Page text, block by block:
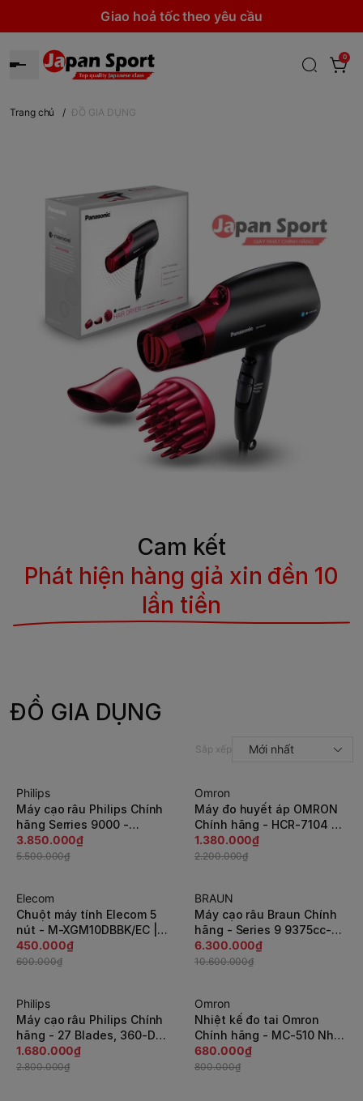
Giao hoả tốc theo yêu cầu
0
Trang chủ / ĐỒ GIA DỤNG
Cam kết
Phát hiện hàng giả xin đền 10
lần tiền
ĐỒ GIA DỤNG
Sắp xếp Mới nhất
-30%
Philips
Máy cạo râu Philips Chính
hãng Serries 9000 -
S9185A/12 | JapanSport
3.850.000₫
5.500.000₫
-38%
Omron
Máy đo huyết áp OMRON
Chính hãng - HCR-7104 -
Made in Japan |
JapanSport
1.380.000₫
2.200.000₫
-25%
Elecom
Chuột máy tính Elecom 5
nút - M-XGM10DBBK/EC |
JapanSport
450.000₫
600.000₫
-41%
BRAUN
Máy cạo râu Braun Chính
hãng - Series 9 9375cc-V
- Đen | JapanSport
6.300.000₫
10.600.000₫
-40%
Philips
Máy cạo râu Philips Chính
hãng - 27 Blades, 360-D
Flex Head - S5445/03 |
JapanSport
1.680.000₫
2.800.000₫
-15%
Omron
Nhiệt kế đo tai Omron
Chính hãng - MC-510 Nhật
Bản | JapanSport
680.000₫
800.000₫